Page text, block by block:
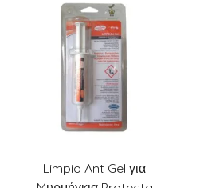
13,00 €.
Limpio Ant Gel για